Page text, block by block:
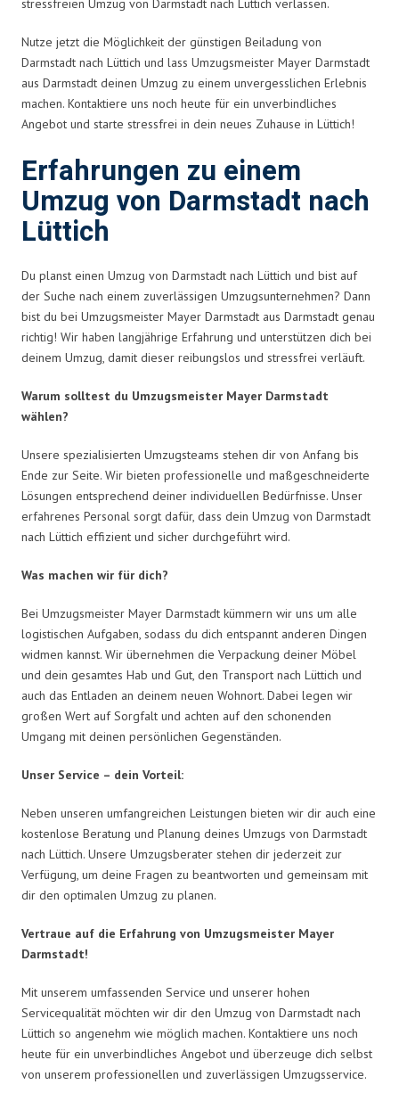
stressfreien Umzug von Darmstadt nach Lüttich verlassen.
Nutze jetzt die Möglichkeit der günstigen Beiladung von
Darmstadt nach Lüttich und lass Umzugsmeister Mayer Darmstadt
aus Darmstadt deinen Umzug zu einem unvergesslichen Erlebnis
machen. Kontaktiere uns noch heute für ein unverbindliches
Angebot und starte stressfrei in dein neues Zuhause in Lüttich!
Erfahrungen zu einem
Umzug von Darmstadt nach
Lüttich
Du planst einen Umzug von Darmstadt nach Lüttich und bist auf
der Suche nach einem zuverlässigen Umzugsunternehmen? Dann
bist du bei Umzugsmeister Mayer Darmstadt aus Darmstadt genau
richtig! Wir haben langjährige Erfahrung und unterstützen dich bei
deinem Umzug, damit dieser reibungslos und stressfrei verläuft.
Warum solltest du Umzugsmeister Mayer Darmstadt
wählen?
Unsere spezialisierten Umzugsteams stehen dir von Anfang bis
Ende zur Seite. Wir bieten professionelle und maßgeschneiderte
Lösungen entsprechend deiner individuellen Bedürfnisse. Unser
erfahrenes Personal sorgt dafür, dass dein Umzug von Darmstadt
nach Lüttich effizient und sicher durchgeführt wird.
Was machen wir für dich?
Bei Umzugsmeister Mayer Darmstadt kümmern wir uns um alle
logistischen Aufgaben, sodass du dich entspannt anderen Dingen
widmen kannst. Wir übernehmen die Verpackung deiner Möbel
und dein gesamtes Hab und Gut, den Transport nach Lüttich und
auch das Entladen an deinem neuen Wohnort. Dabei legen wir
großen Wert auf Sorgfalt und achten auf den schonenden
Umgang mit deinen persönlichen Gegenständen.
Unser Service – dein Vorteil:
Neben unseren umfangreichen Leistungen bieten wir dir auch eine
kostenlose Beratung und Planung deines Umzugs von Darmstadt
nach Lüttich. Unsere Umzugsberater stehen dir jederzeit zur
Verfügung, um deine Fragen zu beantworten und gemeinsam mit
dir den optimalen Umzug zu planen.
Vertraue auf die Erfahrung von Umzugsmeister Mayer
Darmstadt!
Mit unserem umfassenden Service und unserer hohen
Servicequalität möchten wir dir den Umzug von Darmstadt nach
Lüttich so angenehm wie möglich machen. Kontaktiere uns noch
heute für ein unverbindliches Angebot und überzeuge dich selbst
von unserem professionellen und zuverlässigen Umzugsservice.